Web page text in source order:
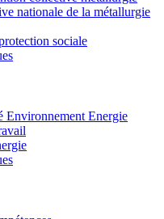
nationale de la métallurgie
sociale
Environnement Energie